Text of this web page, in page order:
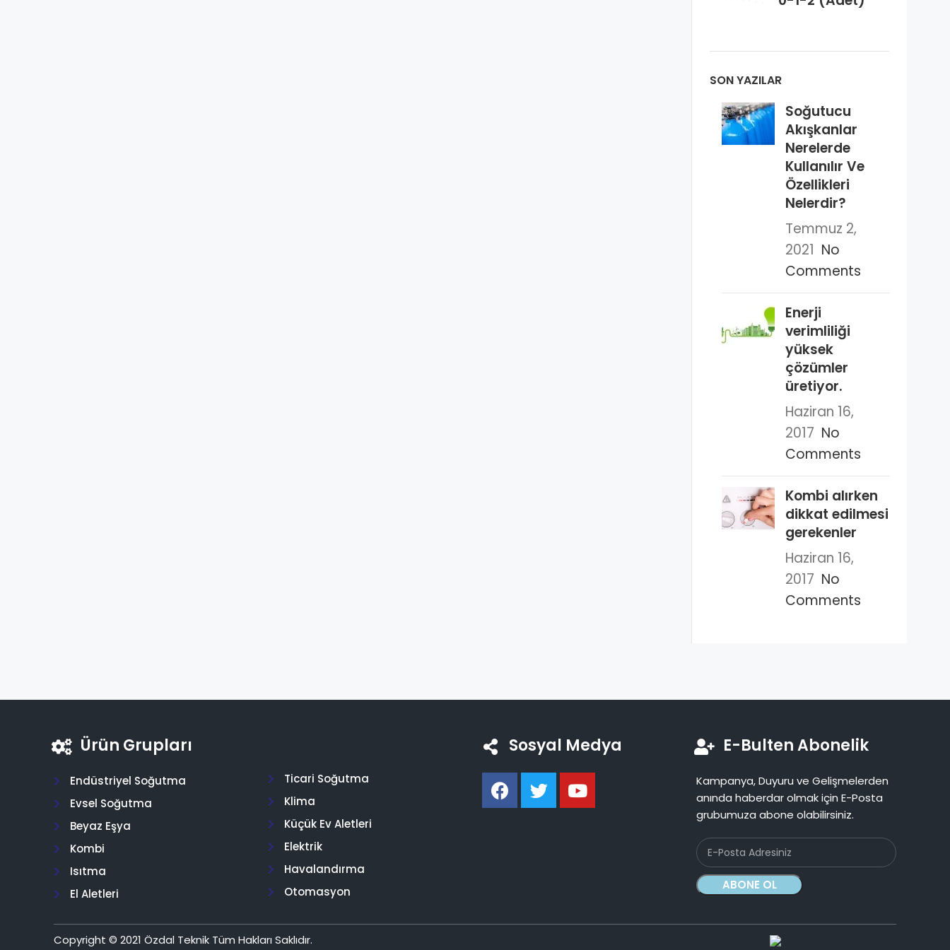
SON YAZILAR
Soğutucu
Akışkanlar
Nerelerde
Kullanılır Ve
Özellikleri
Nelerdir?
Temmuz 2,
2021 No
Comments
Enerji
verimliliği
yüksek
çözümler
üretiyor.
Haziran 16,
2017 No
Comments
Kombi alırken
dikkat edilmesi
gerekenler
Haziran 16,
2017 No
Comments
Ürün Grupları
Endüstriyel Soğutma
Evsel Soğutma
Beyaz Eşya
Kombi
Isıtma
El Aletleri
Ticari Soğutma
Klima
Küçük Ev Aletleri
Elektrik
Havalandırma
Otomasyon
Sosyal Medya E-Bulten Abonelik
Kampanya, Duyuru ve Gelişmelerden
anında haberdar olmak için E-Posta
grubumuza abone olabilirsiniz.
Copyright © 2021 Özdal Teknik Tüm Hakları Saklıdır.